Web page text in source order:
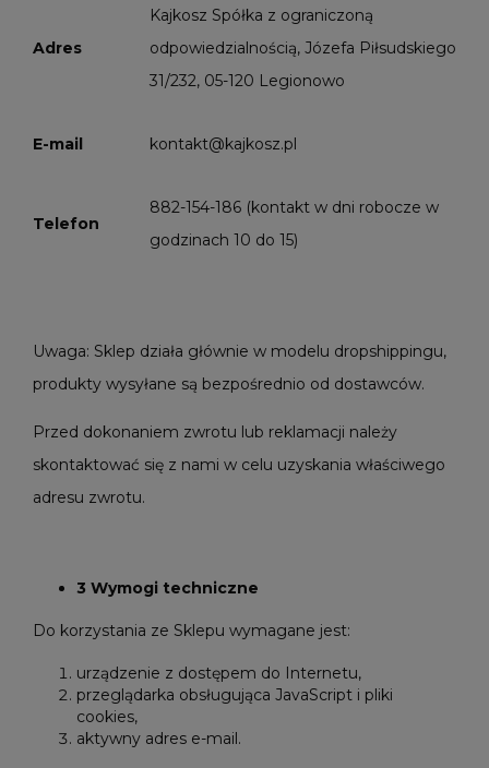
Adres
Kajkosz Spółka z ograniczoną
odpowiedzialnością, Józefa Piłsudskiego
31/232, 05-120 Legionowo
E-mail kontakt@kajkosz.pl
Telefon
882-154-186 (kontakt w dni robocze w
godzinach 10 do 15)
Uwaga: Sklep działa głównie w modelu dropshippingu,
produkty wysyłane są bezpośrednio od dostawców.
Przed dokonaniem zwrotu lub reklamacji należy
skontaktować się z nami w celu uzyskania właściwego
adresu zwrotu.
3 Wymogi techniczne
Do korzystania ze Sklepu wymagane jest:
urządzenie z dostępem do Internetu,
przeglądarka obsługująca JavaScript i pliki
cookies,
aktywny adres e-mail.